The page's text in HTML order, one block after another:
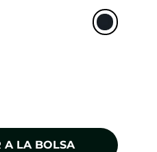
A LA BOLSA